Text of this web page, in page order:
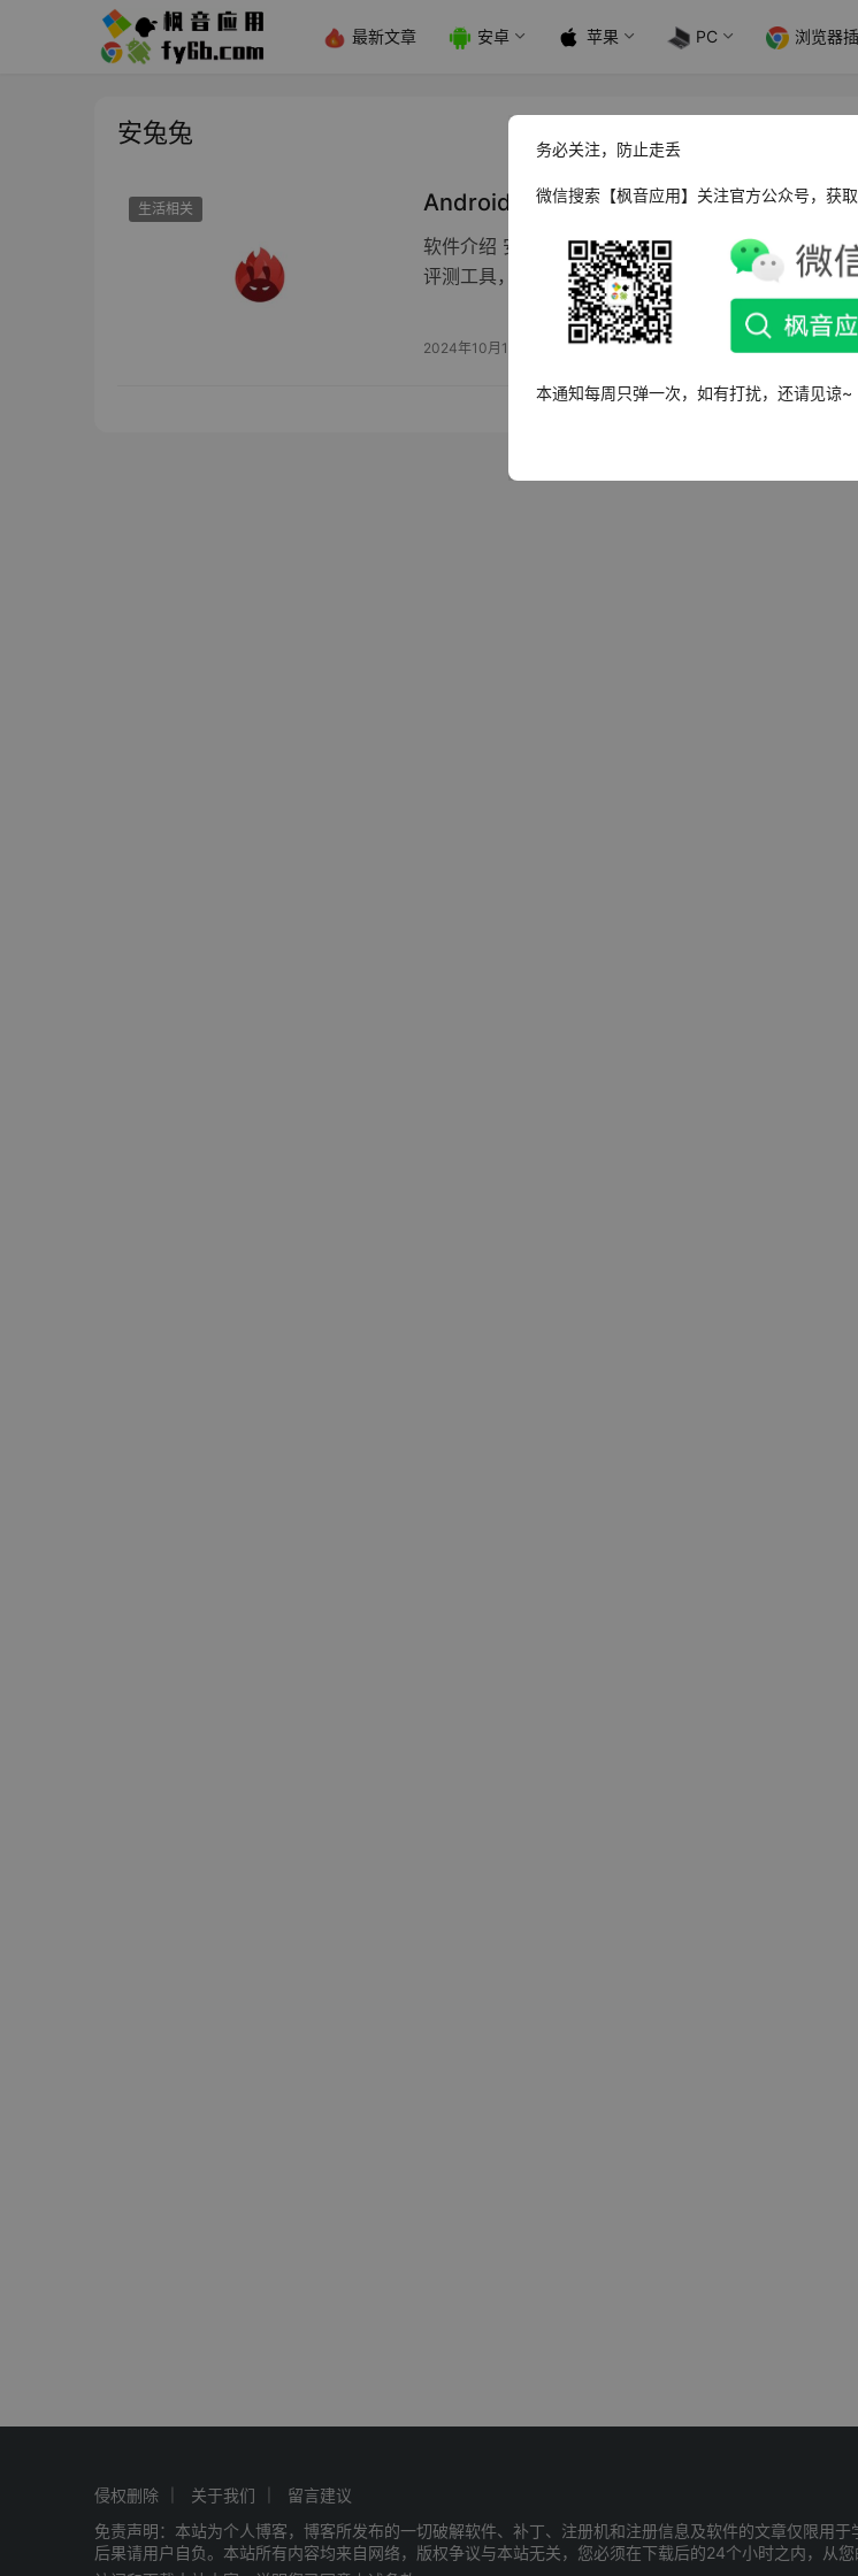
最新文章 安卓 苹果 PC 浏览器
安兔兔
生活相关 Android 安兔兔评测_v10.0.9
软件介绍 安兔兔评测一般又称安兔兔、AnTuTu，一
评测工具，全面评估手机性能…
2024年10月10日
侵权删除 关于我们
留言建议
免责声明：本站为个人博客，博客所发布的一切破解软件、补丁、注册机和注册信息及软件的文章仅限用
后果请用户自负。本站所有内容均来自网络，版权争议与本站无关，您必须在下载后的24个小时之内，从
务必关注，防止走丢
微信搜索【枫音应用】关注官方公众号，获
本通知每周只弹一次，如有打扰，还请见谅~